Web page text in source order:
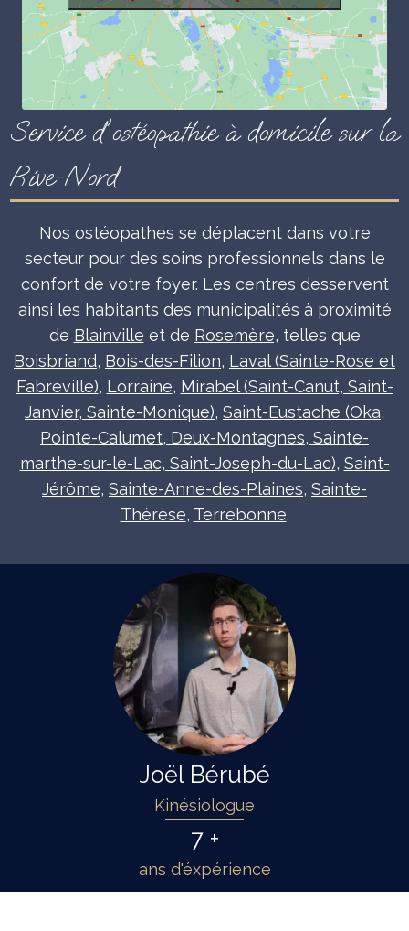
Service d'ostéopathie à domicile sur la
Rive-Nord
Nos ostéopathes se déplacent dans votre
secteur pour des soins professionnels dans le
confort de votre foyer. Les centres desservent
ainsi les habitants des municipalités à proximité
de Blainville et de Rosemère, telles que
Boisbriand, Bois-des-Filion, Laval (Sainte-Rose et
Fabreville), Lorraine, Mirabel (Saint-Canut, Saint-
Janvier, Sainte-Monique), Saint-Eustache (Oka,
Pointe-Calumet, Deux-Montagnes, Sainte-
marthe-sur-le-Lac, Saint-Joseph-du-Lac), Saint-
Jérôme, Sainte-Anne-des-Plaines, Sainte-
Thérèse, Terrebonne.
Joël Bérubé
Kinésiologue
7 +
ans d'éxpérience